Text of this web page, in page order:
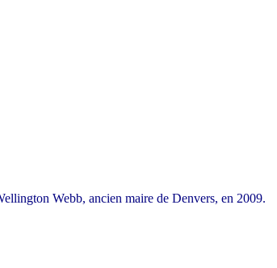
Webb, ancien maire de Denvers, en 2009.